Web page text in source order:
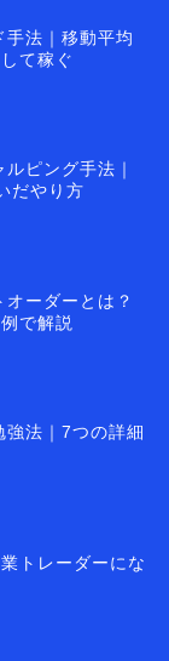
手法｜移動平均
て稼ぐ
ピング手法｜
だやり方
ーダーとは？
で解説
強法｜7つの詳細
トレーダーにな